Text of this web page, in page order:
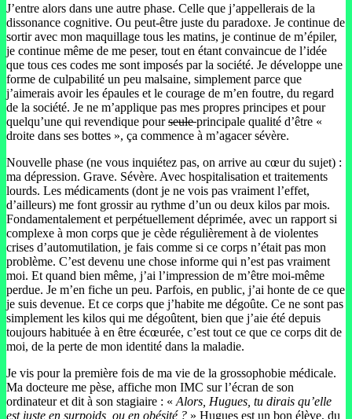
J’entre alors dans une autre phase. Celle que j’appellerais de la
dissonance cognitive. Ou peut-être juste du paradoxe. Je continue de
sortir avec mon maquillage tous les matins, je continue de m’épiler,
je continue même de me peser, tout en étant convaincue de l’idée
que tous ces codes me sont imposés par la société. Je développe une
forme de culpabilité un peu malsaine, simplement parce que
j’aimerais avoir les épaules et le courage de m’en foutre, du regard
de la société. Je ne m’applique pas mes propres principes et pour
quelqu’une qui revendique pourseuleprincipale qualité d’être «
droite dans ses bottes », ça commence à m’agacer sévère.
Nouvelle phase (ne vous inquiétez pas, on arrive au cœur du sujet) :
ma dépression. Grave. Sévère. Avec hospitalisation et traitements
lourds. Les médicaments (dont je ne vois pas vraiment l’effet,
d’ailleurs) me font grossir au rythme d’un ou deux kilos par mois.
Fondamentalement et perpétuellement déprimée, avec un rapport si
complexe à mon corps que je cède régulièrement à de violentes
crises d’automutilation, je fais comme si ce corps n’était pas mon
problème. C’est devenu une chose informe qui n’est pas vraiment
moi. Et quand bien même, j’ai l’impression de m’être moi-même
perdue. Je m’en fiche un peu. Parfois, en public, j’ai honte de ce que
je suis devenue. Et ce corps que j’habite me dégoûte. Ce ne sont pas
simplement les kilos qui me dégoûtent, bien que j’aie été depuis
toujours habituée à en être écœurée, c’est tout ce que ce corps dit de
moi, de la perte de mon identité dans la maladie.
Je vis pour la première fois de ma vie de la grossophobie médicale.
Ma docteure me pèse, affiche mon IMC sur l’écran de son
ordinateur et dit à son stagiaire : « Alors, Hugues, tu dirais qu’elle
est juste en surpoids, ou en obésité ? » Hugues est un bon élève, du